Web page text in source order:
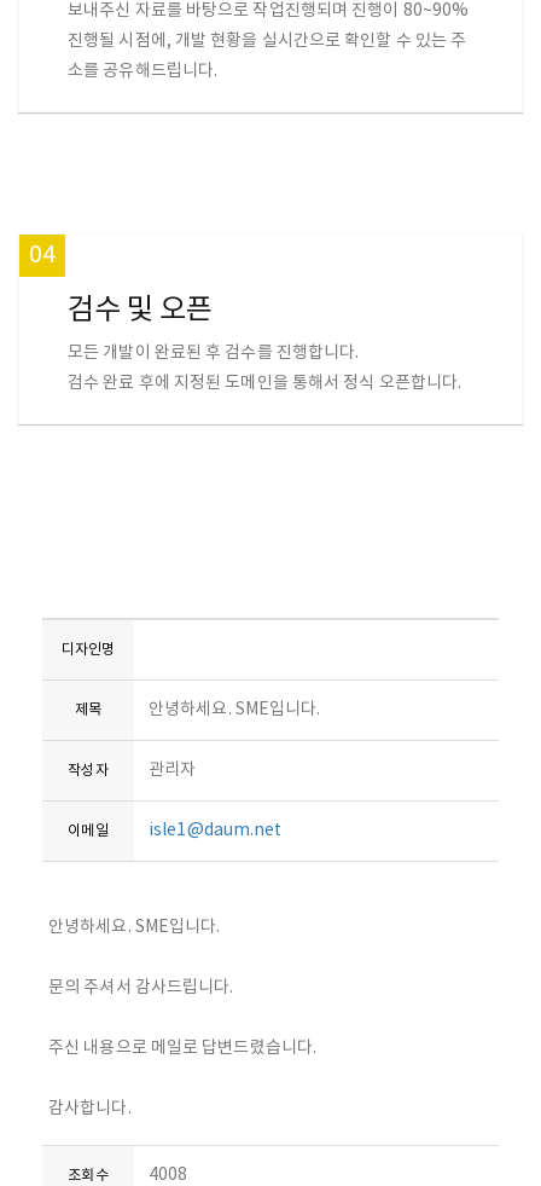
보내주신 자료를 바탕으로 작업진행되며 진행이 80~90%
진행될 시점에, 개발 현황을 실시간으로 확인할 수 있는 주
소를 공유해드립니다.
04
검수 및 오픈
모든 개발이 완료된 후 검수를 진행합니다.
검수 완료 후에 지정된 도메인을 통해서 정식 오픈합니다.
디자인명
제목 안녕하세요. SME입니다.
작성자 관리자
이메일 isle1@daum.net
안녕하세요. SME입니다.
문의 주셔서 감사드립니다.
주신 내용으로 메일로 답변드렸습니다.
감사합니다.
조회수 4008